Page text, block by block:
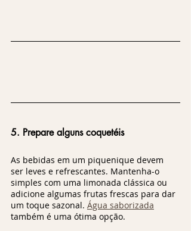
5. Prepare alguns coquetéis
As bebidas em um piquenique devem
ser leves e refrescantes. Mantenha-o
simples com uma limonada clássica ou
adicione algumas frutas frescas para dar
um toque sazonal. Água saborizada
também é uma ótima opção.